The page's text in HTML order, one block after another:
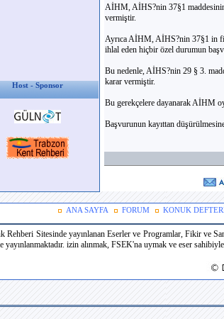
Host - Sponsor
AİHM, AİHS?nin 37§1 maddesinin
vermiştir.
Ayrıca AİHM, AİHS?nin 37§1 in
ihlal eden hiçbir özel durumun
Bu nedenle, AİHS?nin 29 § 3.
karar vermiştir.
Bu gerekçelere dayanarak AİHM
Başvurunun kayıttan
ANA SAYFA FORUM KONUK
Rehberi Sitesinde yayınlanan Eserler ve Programlar, Fikir ve
yayınlanmaktadır. izin alınmak, FSEK'na uymak ve eser